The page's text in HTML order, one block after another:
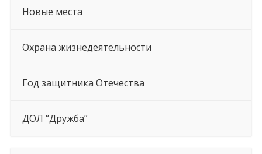
Новые места
Охрана жизнедеятельности
Год защитника Отечества
ДОЛ “Дружба”